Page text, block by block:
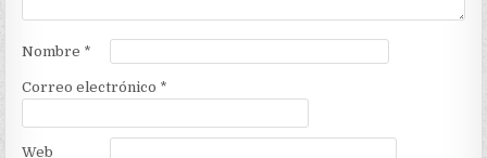
Nombre *
Correo electrónico *
Web